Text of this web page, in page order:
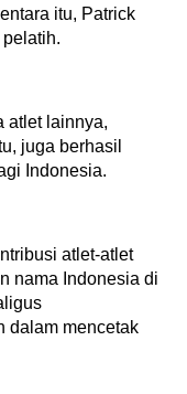
itu, Patrick
atlet lainnya,
juga berhasil
Indonesia.
atlet-atlet
nama Indonesia di
dalam mencetak